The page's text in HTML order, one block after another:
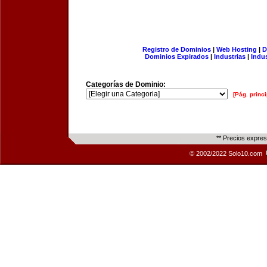
Registro de Dominios| Web Hosting |
Dominios Expirados | Industrias |
Categorías de Dominio:
[Pág.
** Precios
© 2002/2022 Solo10.com